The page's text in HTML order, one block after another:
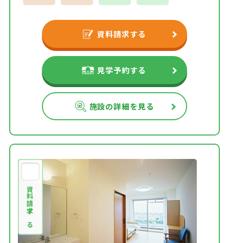
資料請求する
見学予約する
施設の詳細を見る
資料請求する